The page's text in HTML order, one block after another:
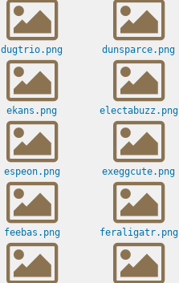
dugtrio.png dunsparce.png
ekans.png electabuzz.png
espeon.png exeggcute.png
feebas.png feraligatr.png